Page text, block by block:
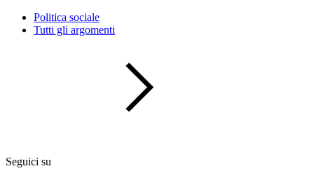
Politica sociale
Tutti gli argomenti
Seguici su